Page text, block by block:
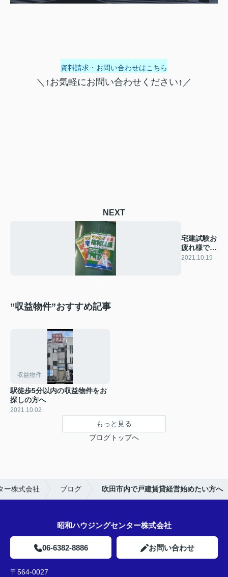
資料請求・お問い合わせはこちら
＼↑お気軽にお問い合わせください↑／
NEXT
宅建試験お
疲れ様でし
た
2021.10.19
”収益物件”おすすめ記事
収益物件
駅徒歩5分以内の収益物件をお
探しの方へ
2021.10.02
もっと見る
ブログトップへ
ー株式会社 ブログ 吹田市内で戸建賃貸経営始めたい方へ
昭和ハウジングセンター株式会社
06-6382-8886 お問い合わせ
〒564-0027